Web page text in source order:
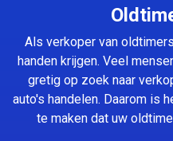
Als verkoper van
handen krijgen. Veel
gretig op zoek naar
auto's handelen. Daarom is
te maken dat uw